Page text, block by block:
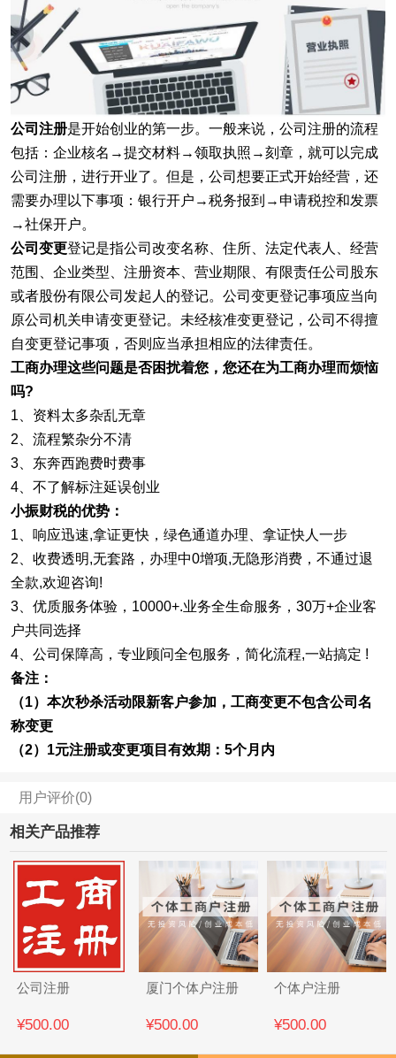
公司注册是开始创业的第一步。一般来说，公司注册的流程
包括：企业核名→提交材料→领取执照→刻章，就可以完成
公司注册，进行开业了。但是，公司想要正式开始经营，还
需要办理以下事项：银行开户→税务报到→申请税控和发票
→社保开户。
公司变更登记是指公司改变名称、住所、法定代表人、经营
范围、企业类型、注册资本、营业期限、有限责任公司股东
或者股份有限公司发起人的登记。公司变更登记事项应当向
原公司机关申请变更登记。未经核准变更登记，公司不得擅
自变更登记事项，否则应当承担相应的法律责任。
工商办理这些问题是否困扰着您，您还在为工商办理而烦恼
吗?
1、资料太多杂乱无章
2、流程繁杂分不清
3、东奔西跑费时费事
4、不了解标注延误创业
小振财税的优势：
1、响应迅速,拿证更快，绿色通道办理、拿证快人一步
2、收费透明,无套路，办理中0增项,无隐形消费，不通过退
全款,欢迎咨询!
3、优质服务体验，10000+.业务全生命服务，30万+企业客
户共同选择
4、公司保障高，专业顾问全包服务，简化流程,一站搞定 !
备注：
（1）本次秒杀活动限新客户参加，工商变更不包含公司名
称变更
（2）1元注册或变更项目有效期：5个月内
用户评价(0)
相关产品推荐
公司注册
¥500.00
厦门个体户注册
¥500.00
个体户注册
¥500.00